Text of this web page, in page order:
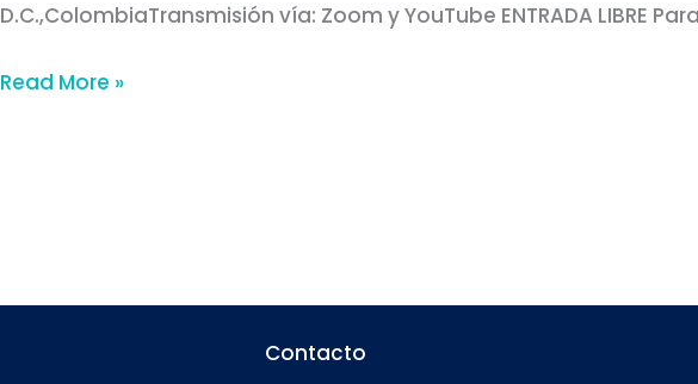
D.C.,ColombiaTransmisión vía: Zoom y YouTube ENTRADA LIBRE
Read More »
Contacto